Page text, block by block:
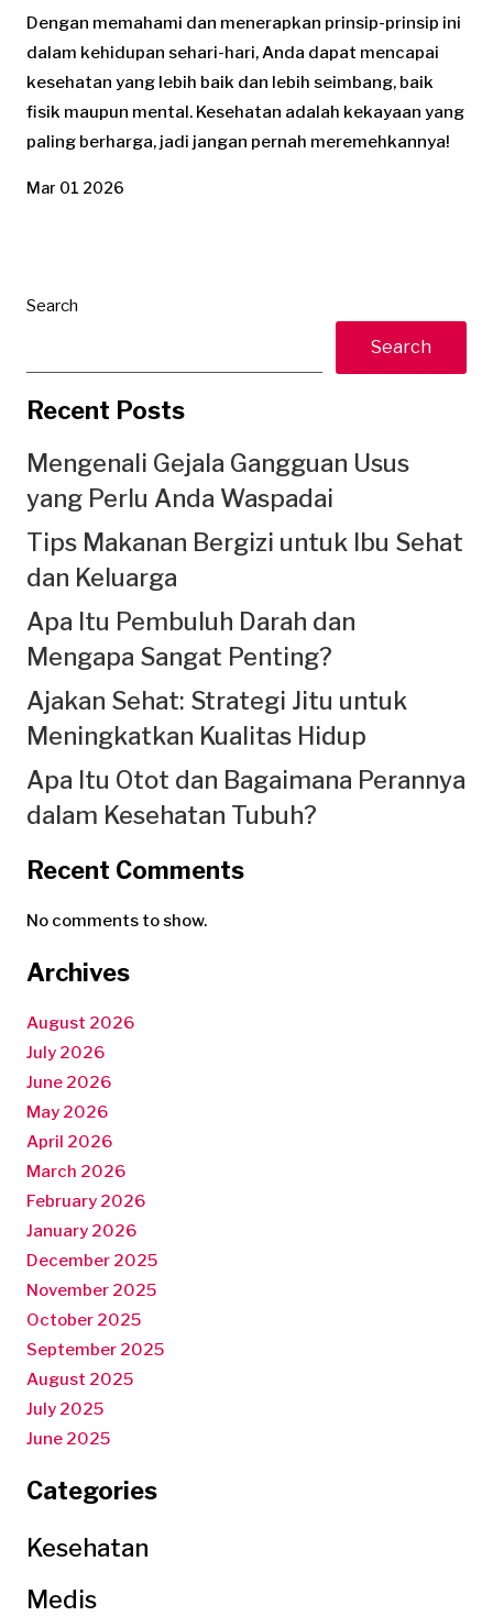
Dengan memahami dan menerapkan prinsip-prinsip ini
dalam kehidupan sehari-hari, Anda dapat mencapai
kesehatan yang lebih baik dan lebih seimbang, baik
fisik maupun mental. Kesehatan adalah kekayaan yang
paling berharga, jadi jangan pernah meremehkannya!
Mar 01 2026
Search
Search
Recent Posts
Mengenali Gejala Gangguan Usus
yang Perlu Anda Waspadai
Tips Makanan Bergizi untuk Ibu Sehat
dan Keluarga
Apa Itu Pembuluh Darah dan
Mengapa Sangat Penting?
Ajakan Sehat: Strategi Jitu untuk
Meningkatkan Kualitas Hidup
Apa Itu Otot dan Bagaimana Perannya
dalam Kesehatan Tubuh?
Recent Comments
No comments to show.
Archives
August 2026
July 2026
June 2026
May 2026
April 2026
March 2026
February 2026
January 2026
December 2025
November 2025
October 2025
September 2025
August 2025
July 2025
June 2025
Categories
Kesehatan
Medis